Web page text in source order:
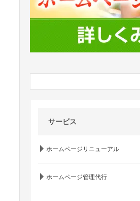
サービス
ホームページリニューアル
ホームページ管理代行